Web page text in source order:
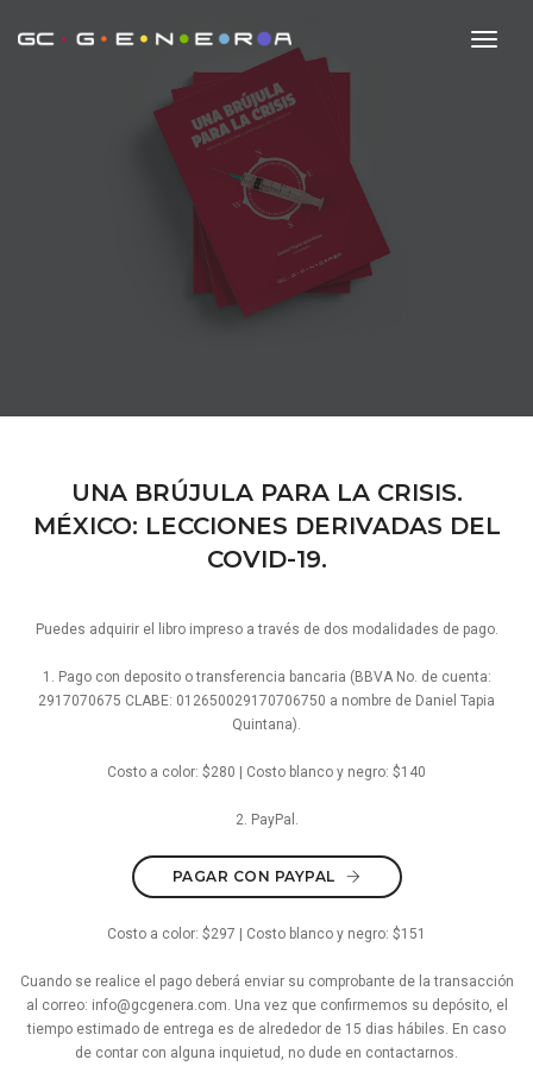
UNA BRÚJULA PARA LA CRISIS.
MÉXICO: LECCIONES DERIVADAS DEL
COVID-19.
Puedes adquirir el libro impreso a través de dos modalidades de pago.
1. Pago con deposito o transferencia bancaria (BBVA No. de cuenta:
2917070675 CLABE: 012650029170706750 a nombre de Daniel Tapia
Quintana).
Costo a color: $280 | Costo blanco y negro: $140
2. PayPal.
PAGAR CON PAYPAL
Costo a color: $297 | Costo blanco y negro: $151
Cuando se realice el pago deberá enviar su comprobante de la transacción
al correo: info@gcgenera.com. Una vez que confirmemos su depósito, el
tiempo estimado de entrega es de alrededor de 15 dias hábiles. En caso
de contar con alguna inquietud, no dude en contactarnos.